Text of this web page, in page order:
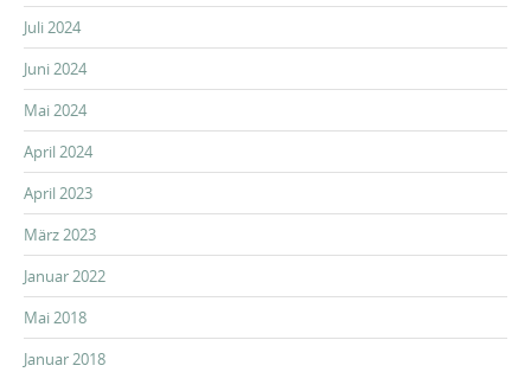
Juli 2024
Juni 2024
Mai 2024
April 2024
April 2023
März 2023
Januar 2022
Mai 2018
Januar 2018